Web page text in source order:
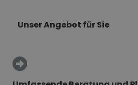
Unser Angebot für Sie